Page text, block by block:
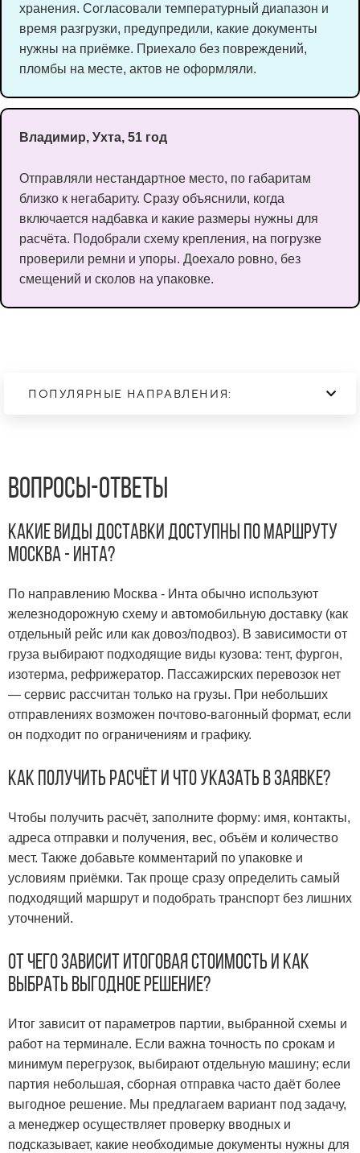
хранения. Согласовали температурный диапазон и
время разгрузки, предупредили, какие документы
нужны на приёмке. Приехало без повреждений,
пломбы на месте, актов не оформляли.
Владимир, Ухта, 51 год
Отправляли нестандартное место, по габаритам
близко к негабариту. Сразу объяснили, когда
включается надбавка и какие размеры нужны для
расчёта. Подобрали схему крепления, на погрузке
проверили ремни и упоры. Доехало ровно, без
смещений и сколов на упаковке.
ПОПУЛЯРНЫЕ НАПРАВЛЕНИЯ:
Вопросы-Ответы
Какие виды доставки доступны по маршруту
Москва - Инта?
По направлению Москва - Инта обычно используют
железнодорожную схему и автомобильную доставку (как
отдельный рейс или как довоз/подвоз). В зависимости от
груза выбирают подходящие виды кузова: тент, фургон,
изотерма, рефрижератор. Пассажирских перевозок нет
— сервис рассчитан только на грузы. При небольших
отправлениях возможен почтово-вагонный формат, если
он подходит по ограничениям и графику.
Как получить расчёт и что указать в заявке?
Чтобы получить расчёт, заполните форму: имя, контакты,
адреса отправки и получения, вес, объём и количество
мест. Также добавьте комментарий по упаковке и
условиям приёмки. Так проще сразу определить самый
подходящий маршрут и подобрать транспорт без лишних
уточнений.
От чего зависит итоговая стоимость и как
выбрать выгодное решение?
Итог зависит от параметров партии, выбранной схемы и
работ на терминале. Если важна точность по срокам и
минимум перегрузок, выбирают отдельную машину; если
партия небольшая, сборная отправка часто даёт более
выгодное решение. Мы предлагаем вариант под задачу,
а менеджер осуществляет проверку вводных и
подсказывает, какие необходимые документы нужны для